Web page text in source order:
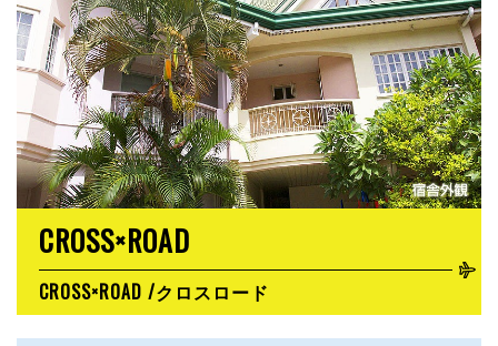
CROSS×ROAD
CROSS×ROAD /クロスロード